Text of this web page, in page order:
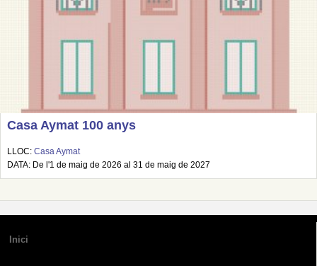
Casa Aymat 100 anys
LLOC: Casa Aymat
DATA: De l'1 de maig de 2026 al 31 de maig de 2027
Inici